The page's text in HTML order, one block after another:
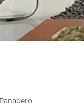
Panadero